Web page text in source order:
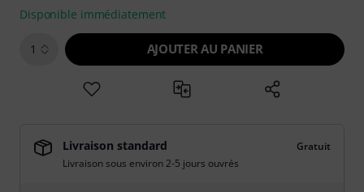
Disponible immédiatement
1 AJOUTER AU PANIER
Livraison standard
Gratuit
Livraison sous environ 2-5 jours ouvrés